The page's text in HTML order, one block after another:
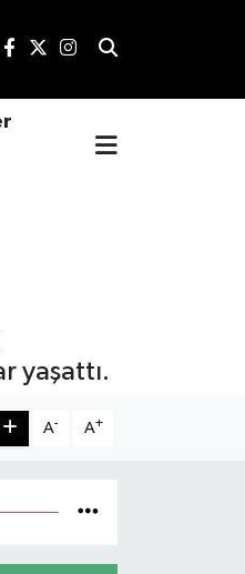
yaşattı.
A- A+